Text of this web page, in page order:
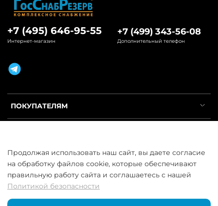
ПОКУПАТЕЛЯМ
УСЛУГИ
+7 (495) 646-95-55
Интернет-магазин
+7 (499) 343-56-08
Дополнительный телефон
Продолжая использовать наш сайт, вы даете согласие
на обработку файлов cookie, которые обеспечивают
правильную работу сайта и соглашаетесь с нашей
Политикой безопасности